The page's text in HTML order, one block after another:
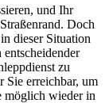
und Ihr
Doch
dieser Situation
zu
Sie erreichbar, um
möglich wieder in